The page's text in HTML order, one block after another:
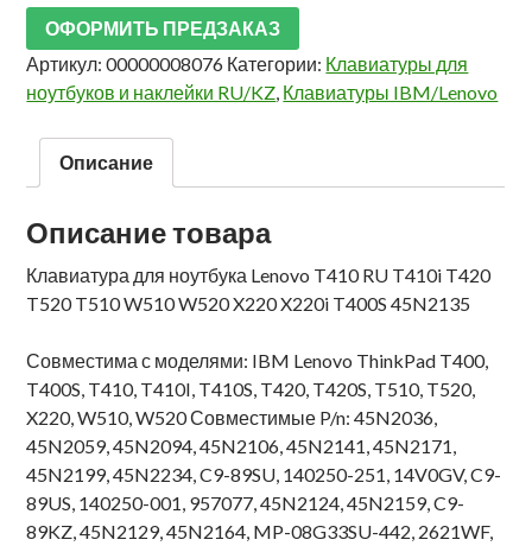
ОФОРМИТЬ ПРЕДЗАКАЗ
Артикул:00000008076 Категории: Клавиатуры для
ноутбуков и наклейки RU/KZ, Клавиатуры IBM/Lenovo
Описание
Описание товара
Клавиатура для ноутбука Lenovo T410 RU T410i T420
T520 T510 W510 W520 X220 X220i T400S 45N2135
Совместима с моделями: IBM Lenovo ThinkPad T400,
T400S, T410, T410I, T410S, T420, T420S, T510, T520,
X220, W510, W520 Совместимые P/n: 45N2036,
45N2059, 45N2094, 45N2106, 45N2141, 45N2171,
45N2199, 45N2234, C9-89SU, 140250-251, 14V0GV, C9-
89US, 140250-001, 957077, 45N2124, 45N2159, C9-
89KZ, 45N2129, 45N2164, MP-08G33SU-442, 2621WF,